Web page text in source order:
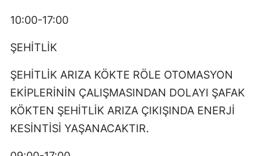
10:00-17:00
ŞEHİTLİK
ŞEHİTLİK ARIZA KÖKTE RÖLE OTOMASYON
EKİPLERİNİN ÇALIŞMASINDAN DOLAYI ŞAFAK
KÖKTEN ŞEHİTLİK ARIZA ÇIKIŞINDA ENERJİ
KESİNTİSİ YAŞANACAKTIR.